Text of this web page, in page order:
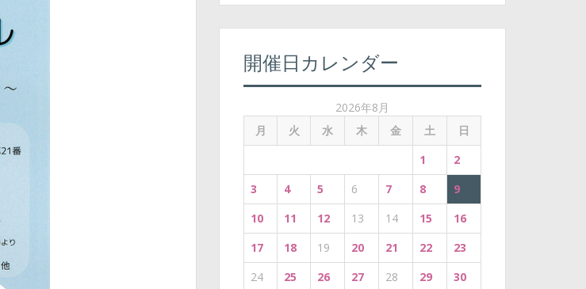
開催日カレンダー
2026年8月
月
火 水 木 金 土 日
1
2
3
4 5 6 7 8
9
10
11 12 13 14 15
16
17
18 19 20 21 22
23
24
25 26 27 28 29
30